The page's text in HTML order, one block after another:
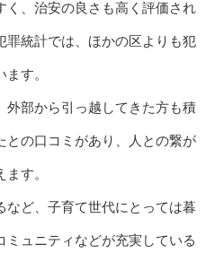
く、治安の良さも高く評価され
罪統計では、ほかの区よりも犯
す。
外部から引っ越してきた方も積
との口コミがあり、人との繋が
す。
など、子育て世代にとっては暮
ミュニティなどが充実している